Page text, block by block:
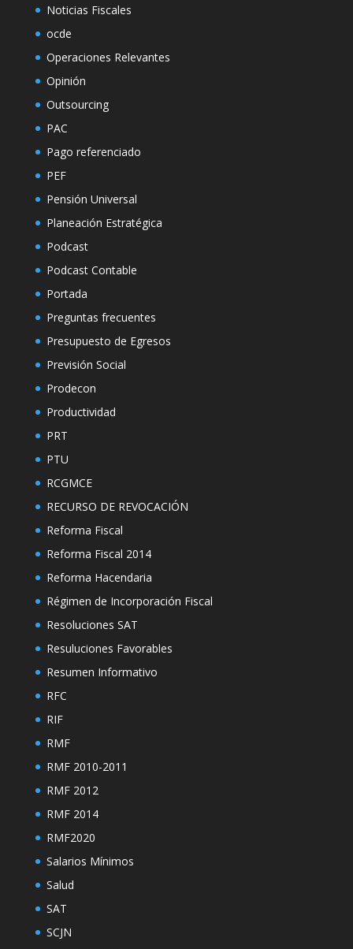
Noticias Fiscales
ocde
Operaciones Relevantes
Opinión
Outsourcing
PAC
Pago referenciado
PEF
Pensión Universal
Planeación Estratégica
Podcast
Podcast Contable
Portada
Preguntas frecuentes
Presupuesto de Egresos
Previsión Social
Prodecon
Productividad
PRT
PTU
RCGMCE
RECURSO DE REVOCACIÓN
Reforma Fiscal
Reforma Fiscal 2014
Reforma Hacendaria
Régimen de Incorporación Fiscal
Resoluciones SAT
Resuluciones Favorables
Resumen Informativo
RFC
RIF
RMF
RMF 2010-2011
RMF 2012
RMF 2014
RMF2020
Salarios Mínimos
Salud
SAT
SCJN